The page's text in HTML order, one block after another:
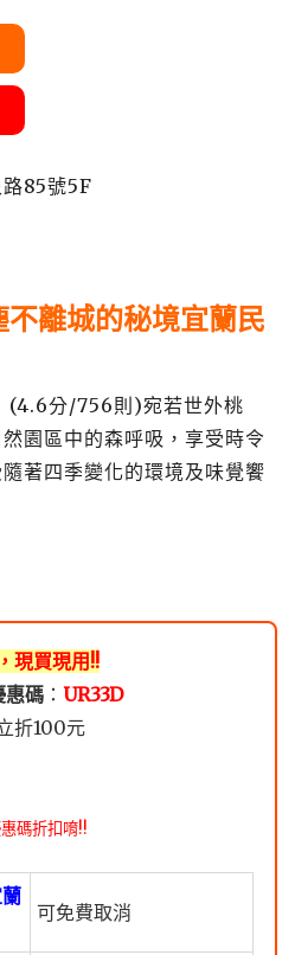
85號5F
不離城的秘境宜蘭民
(4.6分/756則)宛若世外桃
園區中的森呼吸，享受時令
著四季變化的環境及味覺饗
現買現用!!
惠碼 ： UR33D
折100元
碼折扣唷!!
可免費取消